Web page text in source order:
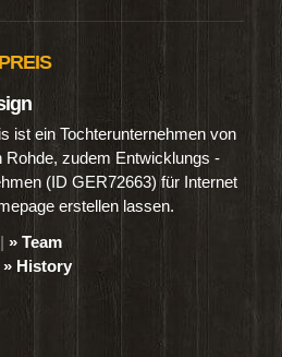
ist ein Tochterunternehmen von
Rohde, zudem Entwicklungs -
(ID GER72663) für Internet
erstellen lassen.
| » Team
» History